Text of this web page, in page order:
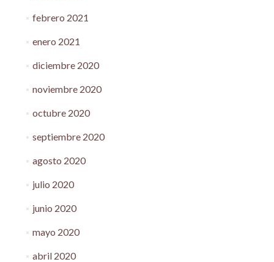
febrero 2021
enero 2021
diciembre 2020
noviembre 2020
octubre 2020
septiembre 2020
agosto 2020
julio 2020
junio 2020
mayo 2020
abril 2020